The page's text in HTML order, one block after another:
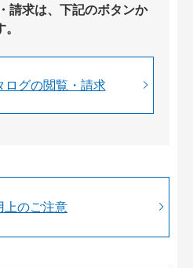
請求は、下記のボタンか
ログの閲覧・請求
上のご注意